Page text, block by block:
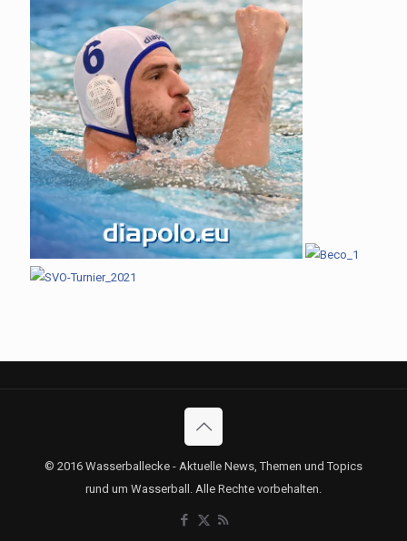
© 2016 Wasserballecke - Aktuelle News, Themen und Topics
rund um Wasserball. Alle Rechte vorbehalten.